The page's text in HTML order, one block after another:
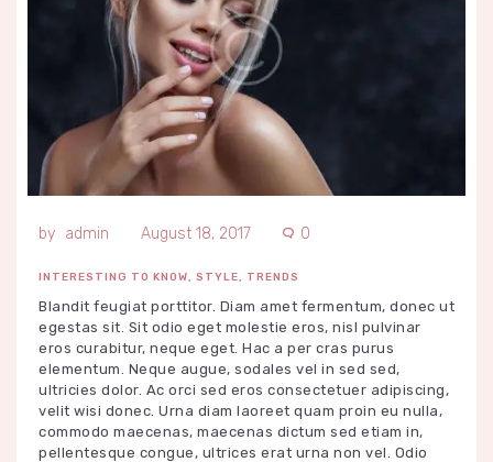
CAREERS
CONTACT
admin August 18, 2017 0
INTERESTING TO KNOW, STYLE, TRENDS
Blandit feugiat porttitor. Diam amet fermentum, donec ut
egestas sit. Sit odio eget molestie eros, nisl pulvinar
eros curabitur, neque eget. Hac a per cras purus
elementum. Neque augue, sodales vel in sed sed,
ultricies dolor. Ac orci sed eros consectetuer adipiscing,
velit wisi donec. Urna diam laoreet quam proin eu nulla,
commodo maecenas, maecenas dictum sed etiam in,
pellentesque congue, ultrices erat urna non vel. Odio